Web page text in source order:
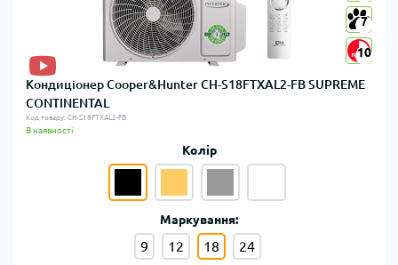
7
10
7
10
Кондиціонер Cooper&Hunter CH-S18FTXAL2-FB SUPREME
CONTINENTAL
Код товару: CH-S18FTXAL2-FB
В наявності
Колір
Маркування:
9 12 18 24